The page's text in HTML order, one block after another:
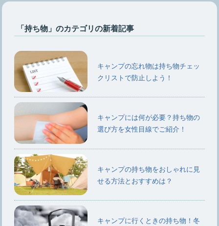
「持ち物」のカテゴリの新着記事
キャンプの忘れ物は持ち物チェッ
クリストで防止しよう！
キャンプには何が必要？持ち物の
選び方を女性目線でご紹介！
キャンプの持ち物をおしゃれに見
せる方法とおすすめは？
キャンプに行くときの持ち物！冬